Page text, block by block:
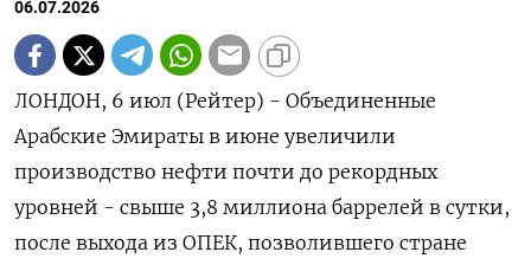
06.07.2026
ЛОНДОН, 6 июл (Рейтер) - Объединенные
Арабские Эмираты в июне увеличили
‌производство нефти почти до рекордных
уровней - свыше 3,8 ​миллиона ​баррелей в ​сутки,
после ⁠выхода ‌из ОПЕК, позволившего стране